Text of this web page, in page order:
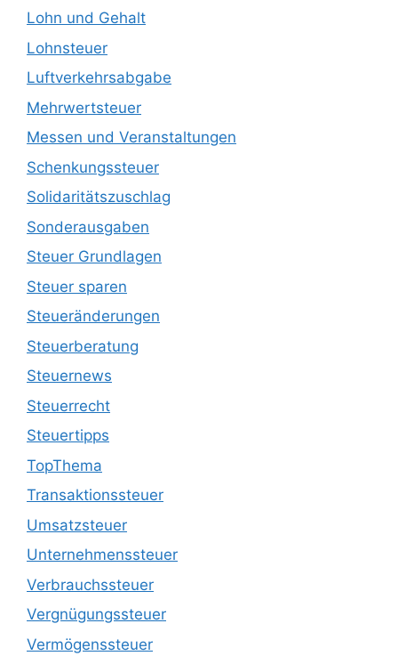
Lohn und Gehalt
Lohnsteuer
Luftverkehrsabgabe
Mehrwertsteuer
Messen und Veranstaltungen
Schenkungssteuer
Solidaritätszuschlag
Sonderausgaben
Steuer Grundlagen
Steuer sparen
Steueränderungen
Steuerberatung
Steuernews
Steuerrecht
Steuertipps
TopThema
Transaktionssteuer
Umsatzsteuer
Unternehmenssteuer
Verbrauchssteuer
Vergnügungssteuer
Vermögenssteuer